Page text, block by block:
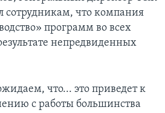
сотрудникам, что компания
программ во всех
непредвиденных
что... это приведет к
с работы большинства